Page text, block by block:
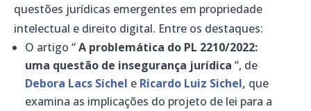
questões jurídicas emergentes em propriedade
intelectual e direito digital. Entre os destaques:
O artigo “A problemática do PL 2210/2022:
uma questão de insegurança jurídica ”, de
Debora Lacs Sichel e Ricardo Luiz Sichel, que
examina as implicações do projeto de lei para a